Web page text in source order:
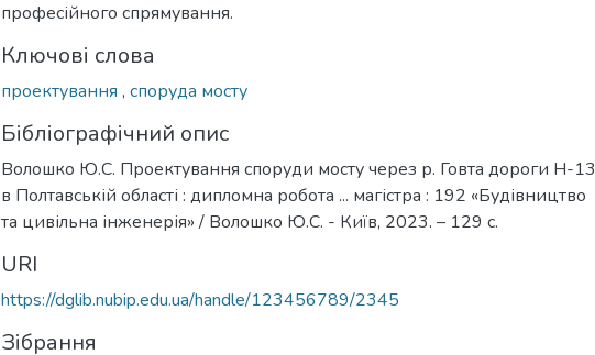
професійного спрямування.
Ключові слова
проектування , споруда мосту
Бібліографічний опис
Волошко Ю.С. Проектування споруди мосту через р. Говта дороги Н-13
в Полтавській області : дипломна робота ... магістра : 192 «Будівництво
та цивільна інженерія» / Волошко Ю.С. - Київ, 2023. – 129 с.
URI
https://dglib.nubip.edu.ua/handle/123456789/2345
Зібрання